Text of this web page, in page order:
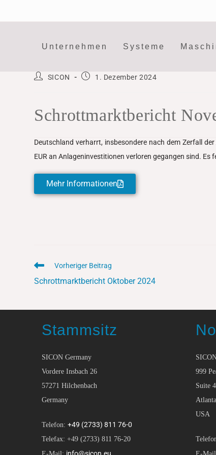
Unternehmen Systeme
SICON 1. Dezember 2024
Schrottmarktbericht
Deutschland verharrt, insbesondere nach dem Zerfall
EUR an Anlageninvestitionen verloren gegangen sind.
Mehr Informationen
Vorheriger Beitrag
Schrottmarktbericht Oktober 2024
Stammsitz
SICON Germany
Vordere Insbach 26
57271 Hilchenbach
Germany
Telefon:+49 (2733) 811 76-0
Telefax: +49 (2733) 811 76-20
999
Suite
USA